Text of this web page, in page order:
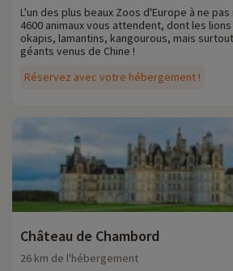
Réservez avec votre hébergement !
L'un des plus beaux Zoos d'Europe à ne
4600 animaux vous attendent, dont les
okapis, lamantins, kangourous, mais
géants venus de Chine !
Château de Chambord
26 km de l'hébergement